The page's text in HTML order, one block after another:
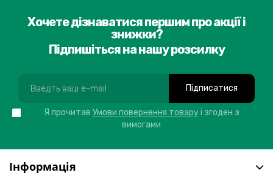
Хочете дізнаватися першим про акції і
знижки?
Підпишіться на нашу розсилку
Підписатися
Я прочитав Умови повернення товару і згоден з
вимогами
Інформація